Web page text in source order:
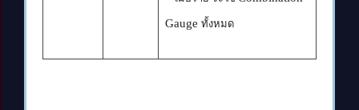
Gauge ทั้งหมด